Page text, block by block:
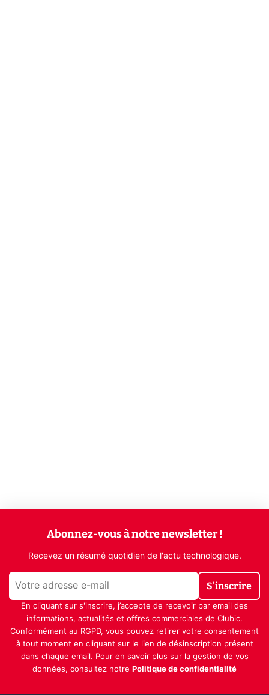
Abonnez-vous à notre newsletter !
Recevez un résumé quotidien de l'actu technologique.
S'inscrire
En cliquant sur s'inscrire, j’accepte de recevoir par email des
informations, actualités et offres commerciales de Clubic.
Conformément au RGPD, vous pouvez retirer votre consentement
à tout moment en cliquant sur le lien de désinscription présent
dans chaque email. Pour en savoir plus sur la gestion de vos
données, consultez notre Politique de confidentialité